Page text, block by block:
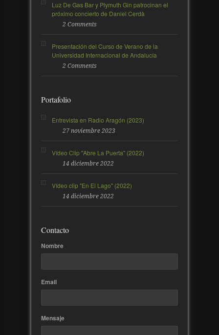
Luz De Gas Bar y Plymuth Gin patrocinan el
próximo concierto de Daniel Cerdà
2 Comments
Presentación del Curso de Verano de la
Universidad Internacional de Andalucía
2 Comments
Portafolio
Entrevista en Radio Aragón (2023)
27 noviembre 2023
Vídeo Clip "Abre La Puerta" (2022)
14 diciembre 2022
Vídeo clip "En El Lago" (2022)
14 diciembre 2022
Contacto
Nombre
Email
Mensaje